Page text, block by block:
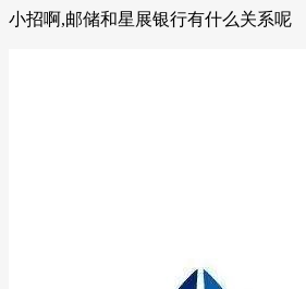
小招啊,邮储和星展银行有什么关系呢